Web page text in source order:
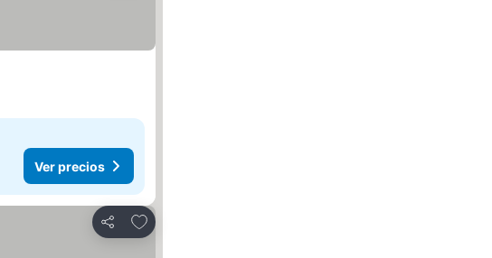
Ver precios
Compartir
Agregar a favoritos